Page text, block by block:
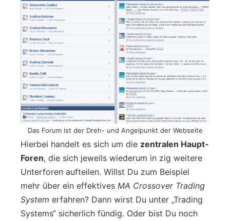
Das Forum ist der Dreh- und Angelpunkt der Webseite
Hierbei handelt es sich um die zentralen Haupt-
Foren, die sich jeweils wiederum in zig weitere
Unterforen aufteilen. Willst Du zum Beispiel
mehr über ein effektives MA Crossover Trading
System erfahren? Dann wirst Du unter „Trading
Systems“ sicherlich fündig. Oder bist Du noch